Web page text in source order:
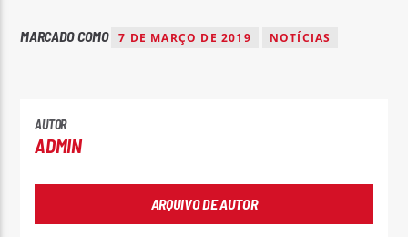
MARCADO COMO 7 DE MARÇO DE 2019 NOTÍCIAS
AUTOR
ADMIN
ARQUIVO DE AUTOR